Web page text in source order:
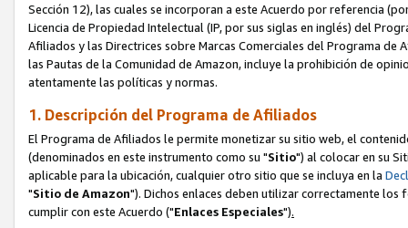
Sección 12), las cuales se incorporan a este Acuerdo por referencia
Licencia de Propiedad Intelectual (IP, por sus siglas en inglés) del
Afiliados y las Directrices sobre Marcas Comerciales del Programa
las Pautas de la Comunidad de Amazon, incluye la prohibición de
atentamente las políticas y normas.
1. Descripción del Programa de Afiliados
El Programa de Afiliados le permite monetizar su sitio web, el
(denominados en este instrumento como su "Sitio") al colocar en su
aplicable para la ubicación, cualquier otro sitio que se incluya en la
"Sitio de Amazon"). Dichos enlaces deben utilizar correctamente los
cumplir con este Acuerdo ("Enlaces Especiales").